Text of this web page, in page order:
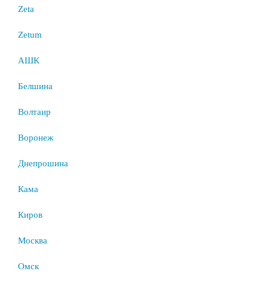
Zeta
Zetum
АШК
Белшина
Волтаир
Воронеж
Днепрошина
Кама
Киров
Москва
Омск